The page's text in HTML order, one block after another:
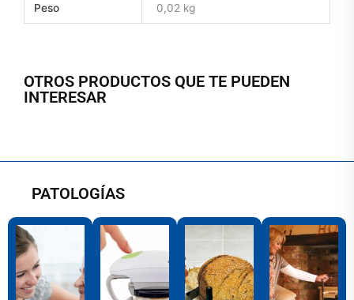
Peso 0,02 kg
OTROS PRODUCTOS QUE TE PUEDEN
INTERESAR
PATOLOGÍAS